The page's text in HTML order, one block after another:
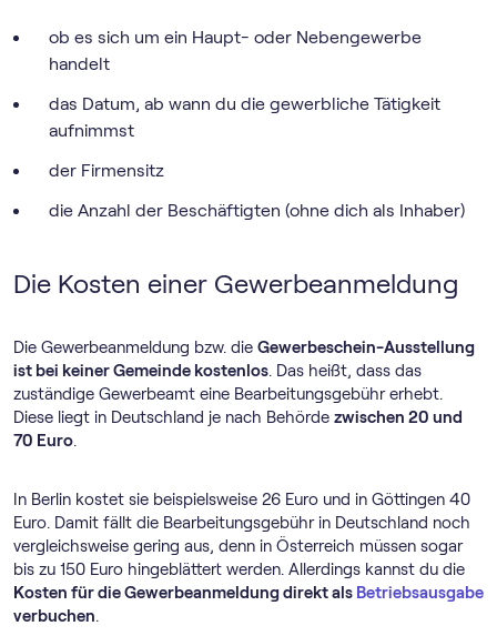
ob es sich um ein Haupt- oder Nebengewerbe
handelt
das Datum, ab wann du die gewerbliche Tätigkeit
aufnimmst
der Firmensitz
die Anzahl der Beschäftigten (ohne dich als Inhaber)
Die Kosten einer Gewerbeanmeldung
Die Gewerbeanmeldung bzw. die Gewerbeschein-Ausstellung
ist bei keiner Gemeinde kostenlos. Das heißt, dass das
zuständige Gewerbeamt eine Bearbeitungsgebühr erhebt.
Diese liegt in Deutschland je nach Behörde zwischen 20 und
70 Euro.
In Berlin kostet sie beispielsweise 26 Euro und in Göttingen 40
Euro. Damit fällt die Bearbeitungsgebühr in Deutschland noch
vergleichsweise gering aus, denn in Österreich müssen sogar
bis zu 150 Euro hingeblättert werden. Allerdings kannst du die
Kosten für die Gewerbeanmeldung direkt als Betriebsausgabe
verbuchen.